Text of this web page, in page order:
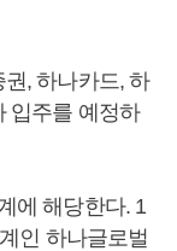
, 하나카드, 하
입주를 예정하
에 해당한다. 1
인 하나글로벌